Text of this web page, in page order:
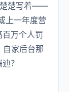
楚楚写着——
上一年度营
万个人罚
家后台那
？